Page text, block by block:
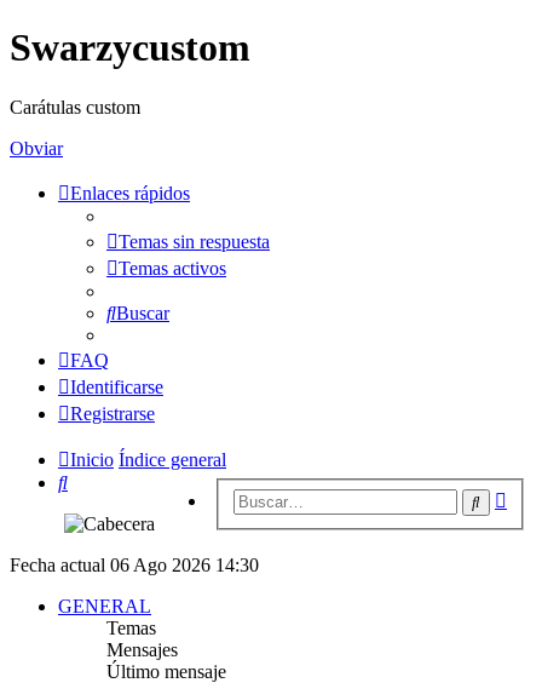
Swarzycustom
Carátulas custom
Obviar
Enlaces rápidos
Temas sin respuesta
Temas activos
Buscar
FAQ
Identificarse
Registrarse
Inicio Índice general
Buscar
Buscar
Fecha actual 06 Ago 2026 14:30
GENERAL
Temas
Mensajes
Último mensaje